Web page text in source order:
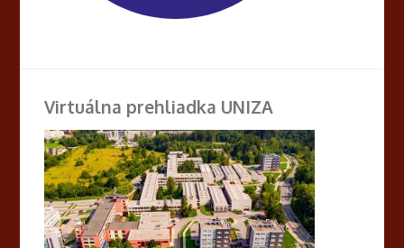
Virtuálna prehliadka UNIZA